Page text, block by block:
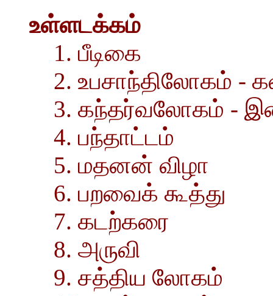
உள்ளடக்கம்
1. பீடிகை
2. உபசாந்திலோகம் -
3. கந்தர்வலோகம் -
4. பந்தாட்டம்
5. மதனன் விழா
6. பறவைக் கூத்து
7. கடற்கரை
8. அருவி
9. சத்திய லோகம்